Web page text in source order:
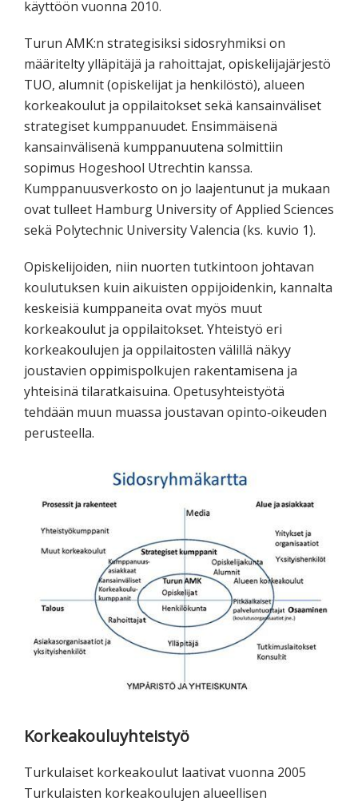
käyttöön vuonna 2010.
Turun AMK:n strategisiksi sidosryhmiksi on
määritelty ylläpitäjä ja rahoittajat, opiskelijajärjestö
TUO, alumnit (opiskelijat ja henkilöstö), alueen
korkeakoulut ja oppilaitokset sekä kansainväliset
strategiset kumppanuudet. Ensimmäisenä
kansainvälisenä kumppanuutena solmittiin
sopimus Hogeshool Utrechtin kanssa.
Kumppanuusverkosto on jo laajentunut ja mukaan
ovat tulleet Hamburg University of Applied Sciences
sekä Polytechnic University Valencia (ks. kuvio 1).
Opiskelijoiden, niin nuorten tutkintoon johtavan
koulutuksen kuin aikuisten oppijoidenkin, kannalta
keskeisiä kumppaneita ovat myös muut
korkeakoulut ja oppilaitokset. Yhteistyö eri
korkeakoulujen ja oppilaitosten välillä näkyy
joustavien oppimispolkujen rakentamisena ja
yhteisinä tilaratkaisuina. Opetusyhteistyötä
tehdään muun muassa joustavan opinto‐oikeuden
perusteella.
Korkeakouluyhteistyö
Turkulaiset korkeakoulut laativat vuonna 2005
Turkulaisten korkeakoulujen alueellisen